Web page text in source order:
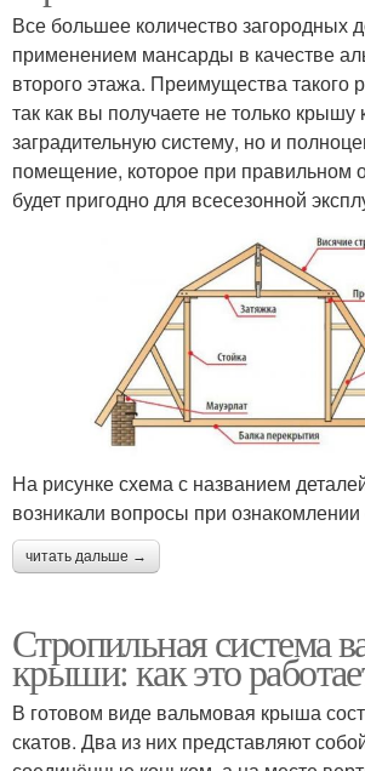
Все большее количество загородных
применением мансарды в качестве
второго этажа. Преимущества
так как вы получаете не только крышу
заградительную систему, но и
помещение, которое при правильном
будет пригодно для всесезонной
На рисунке схема с названием
возникали вопросы при ознакомлении
читать дальше →
Стропильная система
крыши: как это
В готовом виде вальмовая крыша
скатов. Два из них представляют